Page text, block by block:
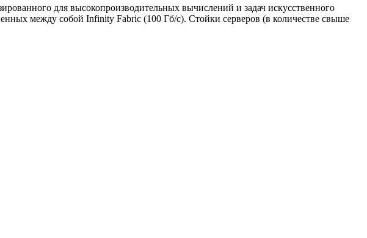
для высокопроизводительных вычислений и задач искусственного
между собой Infinity Fabric (100 Гб/с). Стойки серверов (в количестве свыше